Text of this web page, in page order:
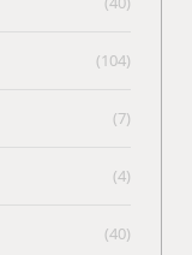
(104)
(7)
(4)
(40)